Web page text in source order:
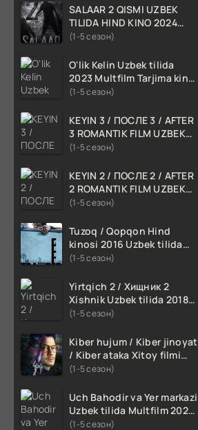
SALAAR 2 QISMI UZBEK
TILIDA HIND KINO 2024
TARJIMA 720p HD Skachat
(1-5 сезон)
O'lik Kelin Uzbek tilida
2023 Multfilm Tarjima kino
skachat
(1-5 сезон)
KEYIN 3 / ПОСЛЕ 3 / AFTER
3 ROMANTIK FILM UZBEK
TILIDA 2021 TARJIMA FILM
(1-5 сезон)
KEYIN 2 / ПОСЛЕ 2 / AFTER
2 ROMANTIK FILM UZBEK
TILIDA 2020 TARJIMA FILM
(1-5 сезон)
Tuzoq / Qopqon Hind
kinosi 2016 Uzbek tilida
tarjima film HD
(1-5 сезон)
Yirtqich 2 / Хищник 2
Xishnik Uzbek tilida 2018-
2024 O'zbekcha tarjima
(1-5 сезон)
Kiber hujum / Kiber jinoyat
/ Kiber ataka Xitoy filmi
Uzbek tilida O'zbekcha
HD skachat
(1-5 сезон)
Uch Bahodir va Yer markazi
Uzbek tilida Multfilm 2025
tarjima HD skachat
(1-5 сезон)